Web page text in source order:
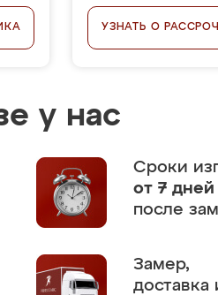
УЗНАТЬ О
у нас
Сроки
от 7 дней
после
Замер,